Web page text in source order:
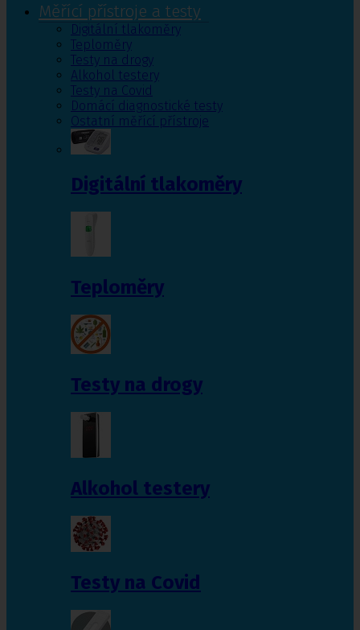
Měřící přístroje a testy
Digitální tlakoměry
Teploměry
Testy na drogy
Alkohol testery
Testy na Covid
Domácí diagnostické testy
Ostatní měřící přístroje
Digitální tlakoměry
Teploměry
Testy na drogy
Alkohol testery
Testy na Covid